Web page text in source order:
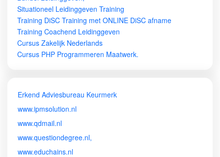
Situationeel Leidinggeven Training
Training DiSC Training met ONLINE DiSC afname
Training Coachend Leidinggeven
Cursus Zakelijk Nederlands
Cursus PHP Programmeren Maatwerk.
Erkend Adviesbureau Keurmerk
www.ipmsolution.nl
www.qdmail.nl
www.questiondegree.nl,
www.educhains.nl